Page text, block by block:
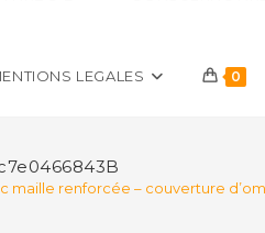
LEGALES 0
maille renforcée – couverture